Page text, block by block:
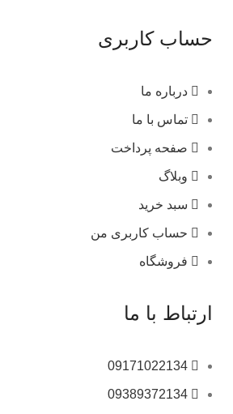
حساب کاربری
درباره ما
تماس با ما
صفحه پرداخت
وبلاگ
سبد خرید
حساب کاربری من
فروشگاه
ارتباط با ما
09171022134
09389372134